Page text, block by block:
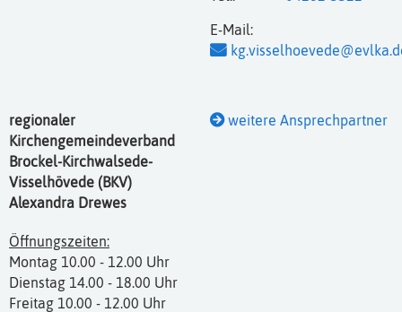
E-Mail:
regionaler
Kirchengemeindeverband
Brockel-Kirchwalsede-
Visselhövede (BKV)
Alexandra Drewes
Öffnungszeiten:
Montag 10.00 - 12.00 Uhr
Dienstag 14.00 - 18.00 Uhr
Freitag 10.00 - 12.00 Uhr
weitere Ansprechpartner